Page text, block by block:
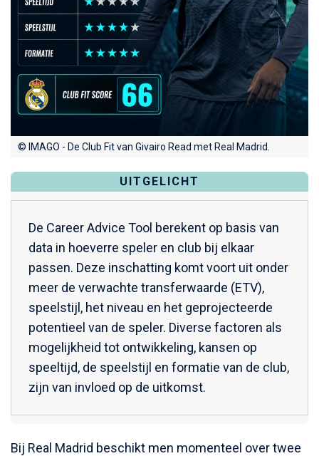
© IMAGO - De Club Fit van Givairo Read met Real Madrid.
UITGELICHT
De Career Advice Tool berekent op basis van
data in hoeverre speler en club bij elkaar
passen. Deze inschatting komt voort uit onder
meer de verwachte transferwaarde (ETV),
speelstijl, het niveau en het geprojecteerde
potentieel van de speler. Diverse factoren als
mogelijkheid tot ontwikkeling, kansen op
speeltijd, de speelstijl en formatie van de club,
zijn van invloed op de uitkomst.
Bij Real Madrid beschikt men momenteel over twee